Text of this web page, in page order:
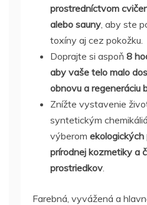
prostredníctvom
alebo sauny, aby ste
toxíny aj cez pokožku.
Doprajte si aspoň 8
aby vaše telo malo
obnovu a regeneráciu
Znížte vystavenie
syntetickým
výberom
prírodnej kozmetiky a
prostriedkov.
Farebná, vyvážená a